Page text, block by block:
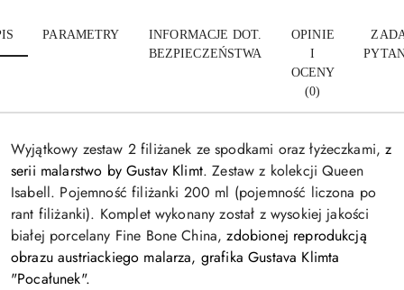
PARAMETRY
INFORMACJE DOT.
BEZPIECZEŃSTWA
OPINIE
I
OCENY
(0)
Wyjątkowy zestaw 2 filiżanek ze spodkami oraz łyżeczkami,z
serii malarstwo by Gustav Klimt. Zestaw z kolekcji Queen
Isabell. Pojemność filiżanki 200 ml (pojemność liczona po
rant filiżanki). Komplet wykonany został z wysokiej jakości
białej porcelany Fine Bone China,zdobionej reprodukcją
obrazu austriackiego malarza, grafika Gustava Klimta
"Pocałunek".